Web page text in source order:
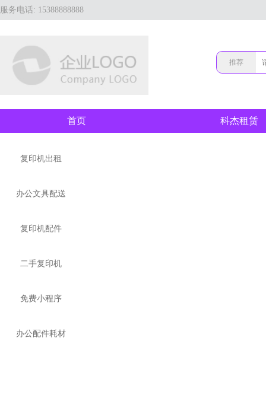
服务电话: 15388888888
推荐
首页 科杰租赁
复印机出租
办公文具配送
复印机配件
二手复印机
免费小程序
办公配件耗材